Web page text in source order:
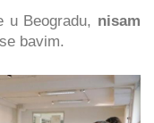
u Beogradu, nisam
bavim.